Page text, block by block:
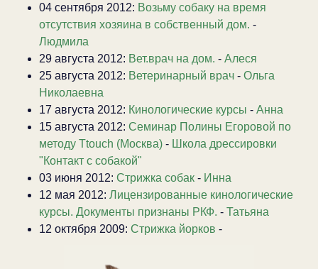
04 сентября 2012: Возьму собаку на время
отсутствия хозяина в собственный дом. -
Людмила
29 августа 2012: Вет.врач на дом. - Алеся
25 августа 2012: Ветеринарный врач - Ольга
Николаевна
17 августа 2012: Кинологические курсы - Анна
15 августа 2012: Семинар Полины Егоровой по
методу Ttouch (Москва) - Школа дрессировки
"Контакт с собакой"
03 июня 2012: Стрижка собак - Инна
12 мая 2012: Лицензированные кинологические
курсы. Документы признаны РКФ. - Татьяна
12 октября 2009: Стрижка йорков -